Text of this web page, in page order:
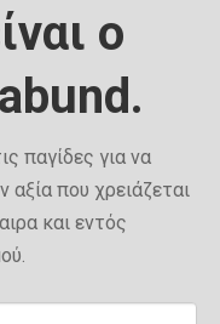
ο
παγίδες για να
που χρειάζεται
και εντός